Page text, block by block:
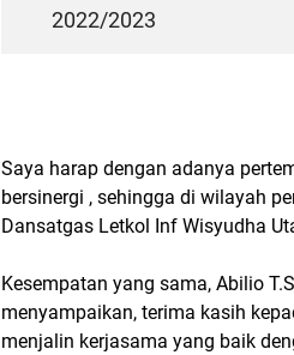
2022/2023
Saya harap dengan adanya
bersinergi , sehingga di wilayah
Dansatgas Letkol Inf Wisyudha
Kesempatan yang sama, Abilio
menyampaikan, terima kasih
menjalin kerjasama yang baik